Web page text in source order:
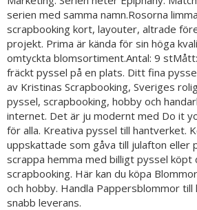
serien med samma namn.Rosorna
scrapbooking kort, layouter, altrade
projekt. Prima är kända för sin höga
omtyckta blomsortiment.Antal: 9
fräckt pyssel på en plats. Ditt fina
av Kristinas Scrapbooking, Sveriges
pyssel, scrapbooking, hobby och
internet. Det är ju modernt med Do it
för alla. Kreativa pyssel till hantverket.
uppskattade som gåva till julafton eller
scrappa hemma med billigt pyssel köpt
scrapbooking. Här kan du köpa
och hobby. Handla Pappersblommor till
snabb leverans.